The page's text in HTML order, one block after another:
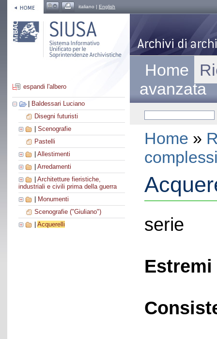
italiano | English
espandi l'albero
Baldessari Luciano
Disegni futuristi
Scenografie
Pastelli
Allestimenti
Arredamenti
Architetture fieristiche,
industriali e civili prima della guerra
Monumenti
Scenografie ("Giuliano")
Acquerelli
Home
avanzata
Home »
serie